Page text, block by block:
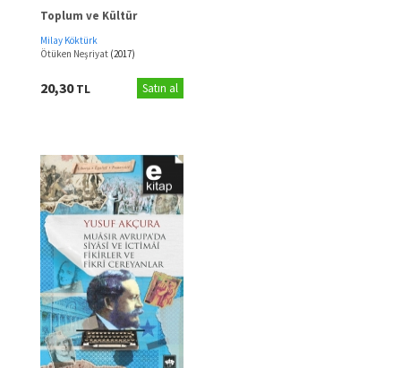
Toplum ve Kültür
Milay Köktürk
Ötüken Neşriyat (2017)
20,30TL Satın al